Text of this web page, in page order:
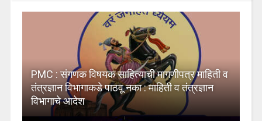
PMC : संगणक विषयक साहित्याची मागणीपत्र माहिती व
तंत्रज्ञान विभागाकडे पाठवू नका : माहिती व तंत्रज्ञान
विभागाचे आदेश